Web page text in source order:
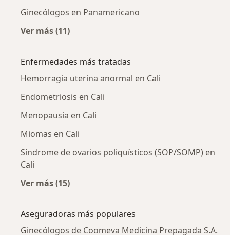
Ginecólogos en Panamericano
Ver más (11)
Enfermedades más tratadas
Hemorragia uterina anormal en Cali
Endometriosis en Cali
Menopausia en Cali
Miomas en Cali
Síndrome de ovarios poliquísticos (SOP/SOMP) en
Cali
Ver más (15)
Aseguradoras más populares
Ginecólogos de Coomeva Medicina Prepagada S.A.